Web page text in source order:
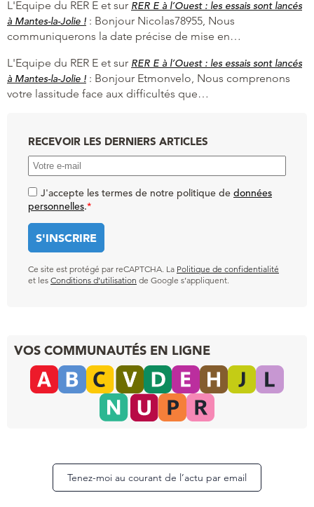
L'Equipe du RER E et sur RER E à l’Ouest : les essais sont lancés
à Mantes-la-Jolie ! : Bonjour Nicolas78955, Nous
communiquerons la date précise de mise en…
L'Equipe du RER E et sur RER E à l’Ouest : les essais sont lancés
à Mantes-la-Jolie ! : Bonjour Etmonvelo, Nous comprenons
votre lassitude face aux difficultés que…
RECEVOIR LES DERNIERS ARTICLES
J'accepte les termes de notre politique de données
personnelles.*
Ce site est protégé par reCAPTCHA. La Politique de confidentialité
et les Conditions d’utilisation de Google s’appliquent.
VOS COMMUNAUTÉS EN LIGNE
Tenez-moi au courant de l’actu par email